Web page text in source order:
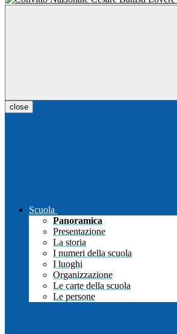
close
Scuola
Panoramica
Presentazione
La storia
I numeri della scuola
I luoghi
Organizzazione
Le carte della scuola
Le persone